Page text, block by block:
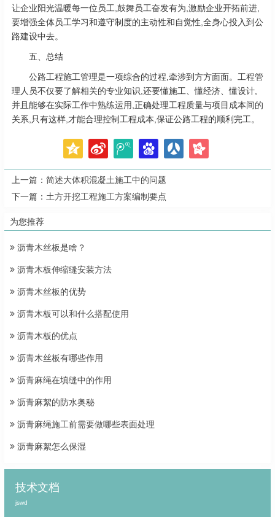
让企业阳光温暖每一位员工,鼓舞员工奋发有为,激励企业开拓前进,
要增强全体员工学习和遵守制度的主动性和自觉性,全身心投入到公
路建设中去。
五、总结
公路工程施工管理是一项综合的过程,牵涉到方方面面。工程管
理人员不仅要了解相关的专业知识,还要懂施工、懂经济、懂设计,
并且能够在实际工作中熟练运用,正确处理工程质量与项目成本间的
关系,只有这样,才能合理控制工程成本,保证公路工程的顺利完工。
上一篇： 简述大体积混凝土施工中的问题
下一篇： 土方开挖工程施工方案编制要点
为您推荐
沥青木丝板是啥？
沥青木板伸缩缝安装方法
沥青木丝板的优势
沥青木板可以和什么搭配使用
沥青木板的优点
沥青木丝板有哪些作用
沥青麻绳在填缝中的作用
沥青麻絮的防水奥秘
沥青麻绳施工前需要做哪些表面处理
沥青麻絮怎么保湿
技术文档
jswd